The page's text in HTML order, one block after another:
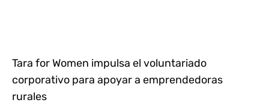
Tara for Women impulsa el voluntariado
corporativo para apoyar a emprendedoras
rurales